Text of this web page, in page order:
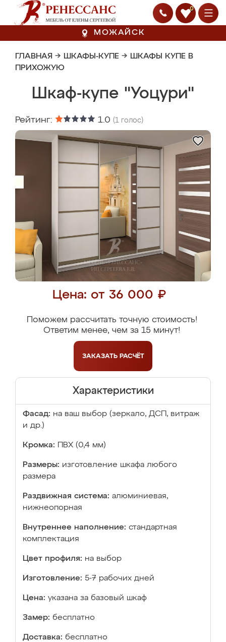
0
МОЖАЙСК
ГЛАВНАЯ → ШКАФЫ-КУПЕ → ШКАФЫ КУПЕ В
ПРИХОЖУЮ
Шкаф-купе "Уоцури"
Рейтинг: 1.0 (1 голос)
Цена: от 36 000 ₽
Поможем рассчитать точную стоимость!
Ответим менее, чем за 15 минут!
ЗАКАЗАТЬ РАСЧЁТ
Характеристики
Фасад: на ваш выбор (зеркало, ДСП, витраж
и др.)
Кромка: ПВХ (0,4 мм)
Размеры: изготовление шкафа любого
размера
Раздвижная система: алюминиевая,
нижнеопорная
Внутреннее наполнение: стандартная
комплектация
Цвет профиля: на выбор
Изготовление: 5-7 рабочих дней
Цена: указана за базовый шкаф
Замер: бесплатно
Доставка: бесплатно